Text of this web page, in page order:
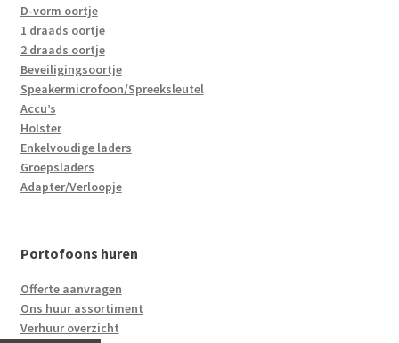
D-vorm oortje
1 draads oortje
2 draads oortje
Beveiligingsoortje
Speakermicrofoon/Spreeksleutel
Accu’s
Holster
Enkelvoudige laders
Groepsladers
Adapter/Verloopje
Portofoons huren
Offerte aanvragen
Ons huur assortiment
Verhuur overzicht